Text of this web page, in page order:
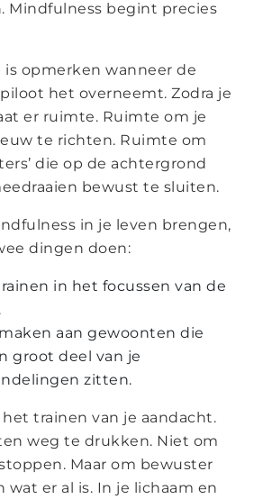
Mindfulness begint precies
is opmerken wanneer de
het overneemt. Zodra je
er ruimte. Ruimte om je
te richten. Ruimte om
die op de achtergrond
bewust te sluiten.
in je leven brengen,
dingen doen:
in het focussen van de
aan gewoonten die
groot deel van je
zitten.
trainen van je aandacht.
weg te drukken. Niet om
Maar om bewuster
wat er al is. In je lichaam en